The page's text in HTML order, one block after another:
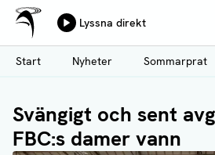
Hoppa
till
huvudinnehåll
Ålands Radio & TV
Lyssna direkt
Start
Nyheter Sommarprat
Svängigt och sent
FBC:s damer vann